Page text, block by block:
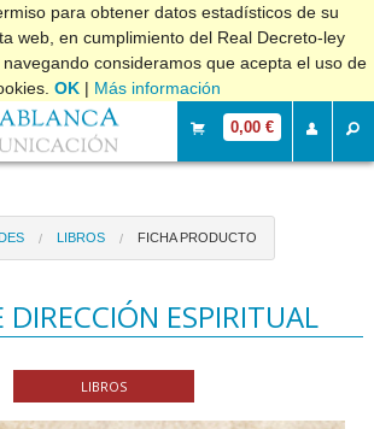
para obtener datos estadísticos de su
web, en cumplimiento del Real Decreto-ley
consideramos que acepta el uso de
OK | Más información
0,00 €
LIBROS FICHA PRODUCTO
ESPIRITUAL
LIBROS